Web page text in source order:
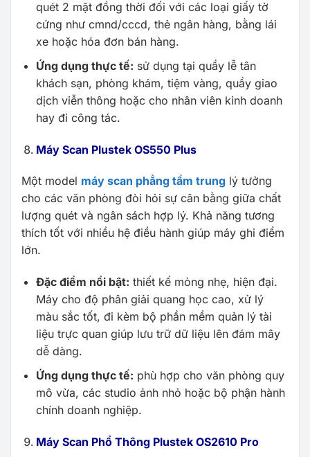
quét 2 mặt đồng thời đối với các loại giấy tờ
cứng như cmnd/cccd, thẻ ngân hàng, bằng lái
xe hoặc hóa đơn bán hàng.
Ứng dụng thực tế: sử dụng tại quầy lễ tân
khách sạn, phòng khám, tiệm vàng, quầy giao
dịch viễn thông hoặc cho nhân viên kinh doanh
hay đi công tác.
Máy Scan Plustek OS550 Plus
Một model máy scan phẳng tầm trung lý tưởng
cho các văn phòng đòi hỏi sự cân bằng giữa chất
lượng quét và ngân sách hợp lý. Khả năng tương
thích tốt với nhiều hệ điều hành giúp máy ghi điểm
lớn.
Đặc điểm nổi bật: thiết kế mỏng nhẹ, hiện đại.
Máy cho độ phân giải quang học cao, xử lý
màu sắc tốt, đi kèm bộ phần mềm quản lý tài
liệu trực quan giúp lưu trữ dữ liệu lên đám mây
dễ dàng.
Ứng dụng thực tế: phù hợp cho văn phòng quy
mô vừa, các studio ảnh nhỏ hoặc bộ phận hành
chính doanh nghiệp.
Máy Scan Phổ Thông Plustek OS2610 Pro